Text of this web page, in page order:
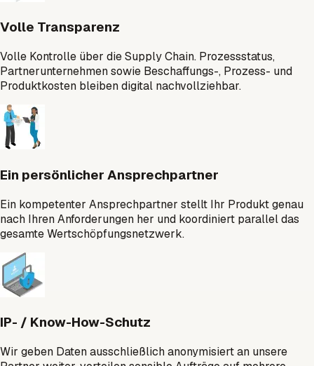
Volle Transparenz
Volle Kontrolle über die Supply Chain. Prozessstatus,
Partnerunternehmen sowie Beschaffungs-, Prozess- und
Produktkosten bleiben digital nachvollziehbar.
Ein persönlicher Ansprechpartner
Ein kompetenter Ansprechpartner stellt Ihr Produkt genau
nach Ihren Anforderungen her und koordiniert parallel das
gesamte Wertschöpfungsnetzwerk.
IP- / Know-How-Schutz
Wir geben Daten ausschließlich anonymisiert an unsere